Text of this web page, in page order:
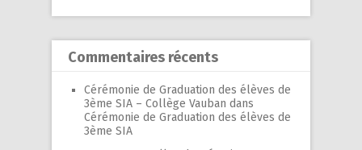
Commentaires récents
Cérémonie de Graduation des élèves de
3ème SIA – Collège Vauban dans
Cérémonie de Graduation des élèves de
3ème SIA